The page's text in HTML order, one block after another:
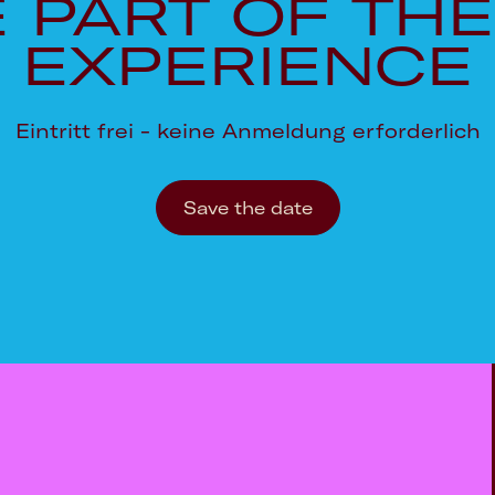
PART OF
EXPERIENCE
Eintritt frei - keine Anmeldung erforderlich
Save the date